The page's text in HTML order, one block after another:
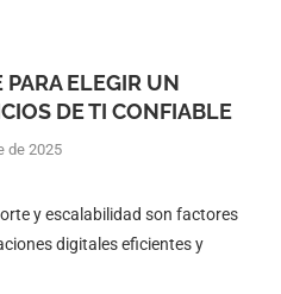
PARA ELEGIR UN
DE TI CONFIABLE
de 2025
y escalabilidad son factores
digitales eficientes y